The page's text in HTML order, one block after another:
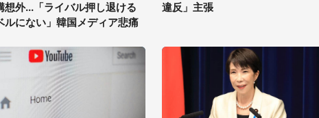
想外...「ライバル押し退ける
ルにない」韓国メディア悲痛
違反」主張